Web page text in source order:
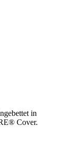
in
Cover.